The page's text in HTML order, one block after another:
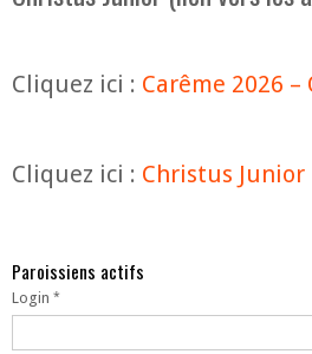
Cliquez ici : Carême 2026
Cliquez ici : Christus Junior
Paroissiens actifs
Login